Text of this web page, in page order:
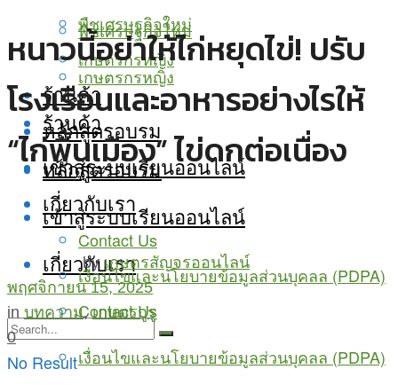
พืชเศรษฐกิจใหม่
เกษตรกรหญิง
ร้านค้า
หลักสูตรอบรม
เข้าสู่ระบบเรียนออนไลน์
เกี่ยวกับเรา
Contact Us
เงื่อนไขและนโยบายข้อมูลส่วนบุคลล (PDPA)
พืชเศรษฐกิจใหม่
เกษตรกรหญิง
ร้านค้า
หลักสูตรอบรม
เข้าสู่ระบบเรียนออนไลน์
เกี่ยวกับเรา
Contact Us
เงื่อนไขและนโยบายข้อมูลส่วนบุคลล (PDPA)
No Result
หนาวนี้อย่าให้ไก่หยุดไข่! ปรับ
โรงเรือนและอาหารอย่างไรให้
“ไก่พื้นเมือง” ไข่ดกต่อเนื่อง
by เกษตรสัญจรออนไลน์
พฤศจิกายน 15, 2025
in บทความ,เกษตรกูรู
0